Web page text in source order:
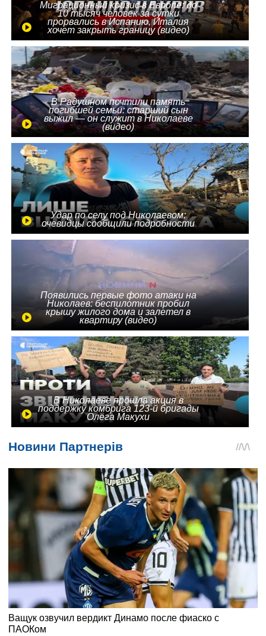
Миграционный кризис в Европе: до
10 тысяч человек за сутки
прорвались в Испанию, Италия
хочет закрыть границу (видео)
В Радушном почтили память
погибшей семьи: старший сын
выжил — он служит в Николаеве
(видео)
Удар по селу под Николаевом:
очевидцы сообщили подробности
Появились первые фото атаки на
Николаев: беспилотник пробил
крышу жилого дома и залетел в
квартиру (видео)
В Николаеве прошла акция в
поддержку комбрига 123-й бригады
Олега Макухи